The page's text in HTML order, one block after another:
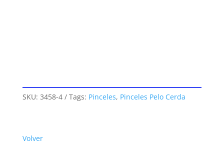
SKU: 3458-4 Tags: Pinceles, Pinceles Pelo Cerda
Volver